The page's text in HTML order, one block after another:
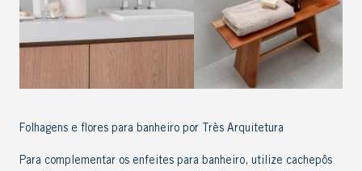
Folhagens e flores para banheiro por Très Arquitetura
Para complementar os enfeites para banheiro, utilize cachepôs